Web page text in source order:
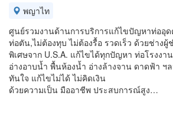
พญาไท
ศูนย์รวมงานด้านการบริการแก้ไขปัญหาท่ออุ
ท่อตัน,ไม่ต้องทุบ ไม่ต้องรื้อ รวดเร็ว ด้วยช่าง
พิเศษจาก U.S.A. แก้ไขได้ทุกปัญหา ท่อโรงงา
อ่างอาบน้ำ พื้นห้องน้ำ อ่างล้างจาน ดาดฟ้า ฯ
ทันใจ แก้ไขไม่ได้ ไม่คิดเงิน
ด้วยความเป็น มืออาชีพ ประสบการณ์สูง…